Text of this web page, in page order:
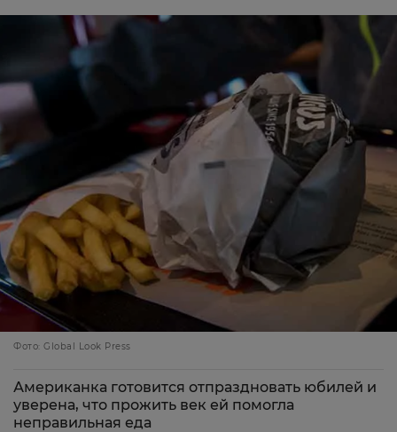
Фото: Global Look Press
Американка готовится отпраздновать юбилей и
уверена, что прожить век ей помогла
неправильная еда